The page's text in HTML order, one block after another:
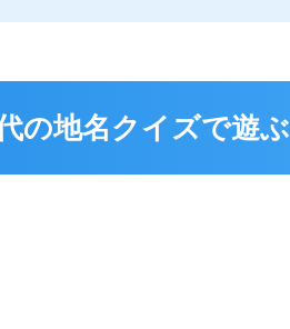
の地名クイズで遊ぶ